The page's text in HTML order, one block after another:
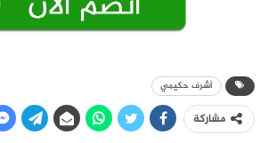
أشرف حكيمي
مشاركة